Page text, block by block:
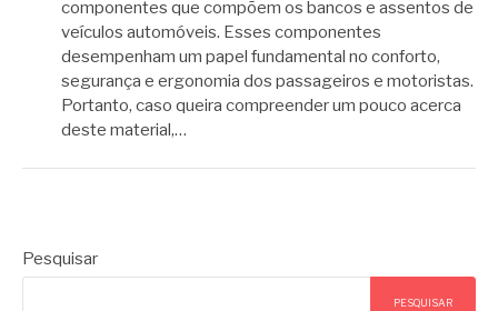
componentes que compõem os bancos e assentos de
veículos automóveis. Esses componentes
desempenham um papel fundamental no conforto,
segurança e ergonomia dos passageiros e motoristas.
Portanto, caso queira compreender um pouco acerca
deste material,…
Pesquisar
PESQUISAR